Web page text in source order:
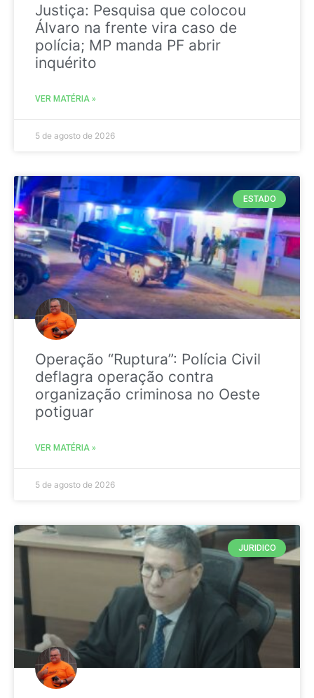
Justiça: Pesquisa que colocou
Álvaro na frente vira caso de
polícia; MP manda PF abrir
inquérito
VER MATÉRIA »
5 de agosto de 2026
ESTADO
Operação “Ruptura”: Polícia Civil
deflagra operação contra
organização criminosa no Oeste
potiguar
VER MATÉRIA »
5 de agosto de 2026
JURIDICO